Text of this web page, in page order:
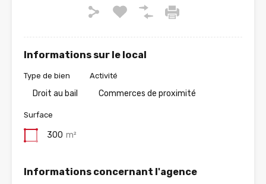
Informations sur le local
Type de bien
Droit au bail
Activité
Commerces de proximité
Surface
300 m²
Informations concernant l'agence